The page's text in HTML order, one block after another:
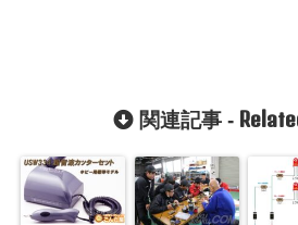
関連記事 -